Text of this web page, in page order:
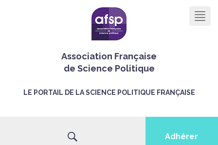
Association Française
de Science Politique
LE PORTAIL DE LA SCIENCE POLITIQUE FRANÇAISE
Adhérer